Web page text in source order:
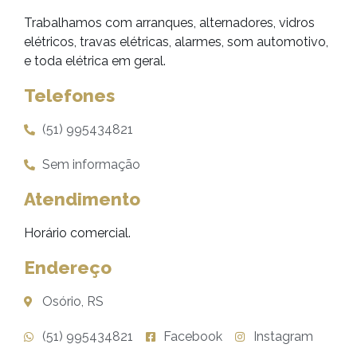
Trabalhamos com arranques, alternadores, vidros
elétricos, travas elétricas, alarmes, som automotivo,
e toda elétrica em geral.
Telefones
(51) 995434821
Sem informação
Atendimento
Horário comercial.
Endereço
Osório, RS
(51) 995434821 Facebook
Instagram